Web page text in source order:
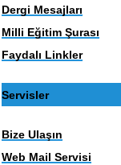
Dergi Mesajları
Milli Eğitim Şurası
Faydalı Linkler
Servisler
Bize Ulaşın
Web Mail Servisi